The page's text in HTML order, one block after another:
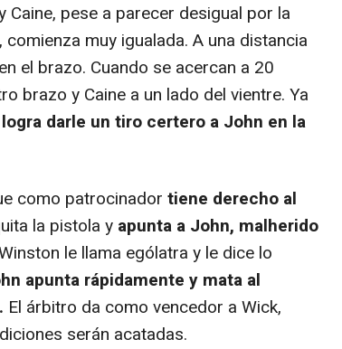
pese a parecer desigual por la
muy igualada. A una distancia
el brazo. Cuando se acercan a 20
brazo y Caine a un lado del vientre. Ya
darle un tiro certero a John en la
como patrocinador tiene derecho al
la pistola y apunta a John, malherido
le llama ególatra y le dice lo
apunta rápidamente y mata al
El árbitro da como vencedor a Wick,
serán acatadas.